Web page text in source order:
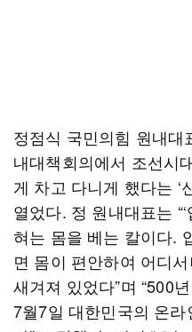
정점식 국민의힘 원내대
내대책회의에서 조선시
게 차고 다니게 했다는 ‘
열었다. 정 원내대표는
혀는 몸을 베는 칼이다.
면 몸이 편안하여 어디
새겨져 있었다”며 “500
7월7일 대한민국의 온